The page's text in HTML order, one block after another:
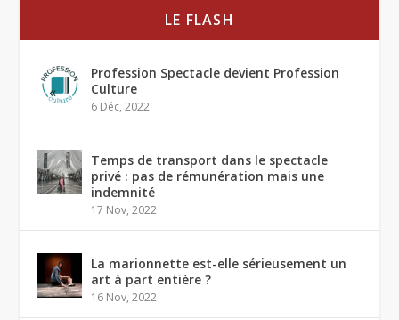
LE FLASH
Profession Spectacle devient Profession
Culture
6 Déc, 2022
Temps de transport dans le spectacle
privé : pas de rémunération mais une
indemnité
17 Nov, 2022
La marionnette est-elle sérieusement un
art à part entière ?
16 Nov, 2022